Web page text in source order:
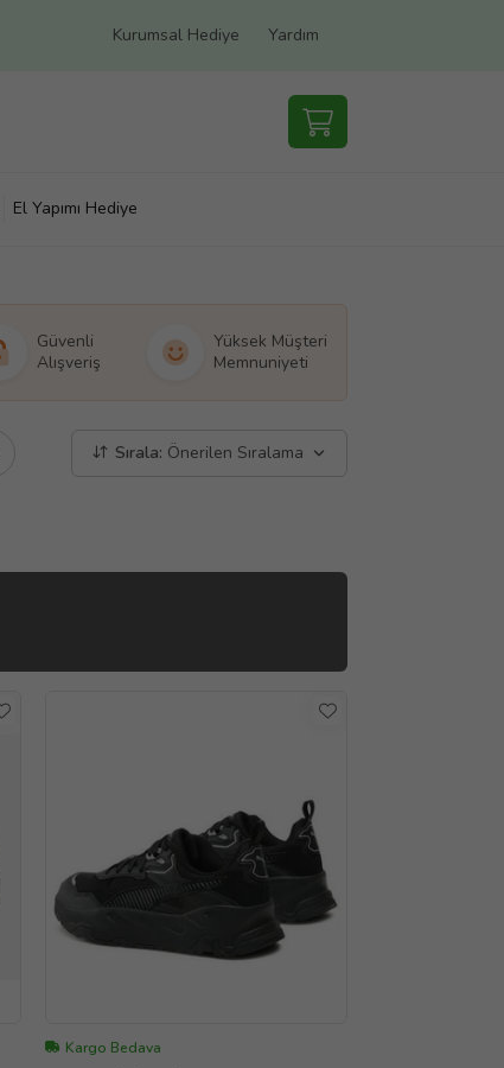
Kurumsal Hediye Yardım
El Yapımı Hediye
Güvenli
Alışveriş
Yüksek Müşteri
Memnuniyeti
Sırala: Önerilen Sıralama
Kargo Bedava